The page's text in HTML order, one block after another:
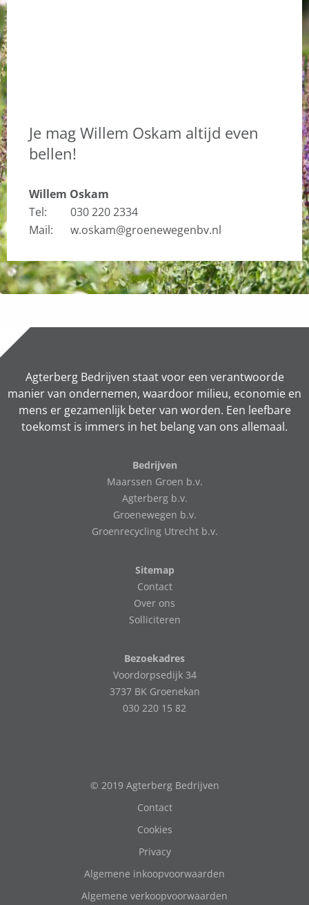
Je mag Willem Oskam altijd even
bellen!
Willem Oskam
Tel:
030 220 2334
Mail:
w.oskam@groenewegenbv.nl
Agterberg Bedrijven staat voor een verantwoorde
manier van ondernemen, waardoor milieu, economie en
mens er gezamenlijk beter van worden. Een leefbare
toekomst is immers in het belang van ons allemaal.
Bedrijven
Maarssen Groen b.v.
Agterberg b.v.
Groenewegen b.v.
Groenrecycling Utrecht b.v.
Sitemap
Contact
Over ons
Solliciteren
Bezoekadres
Voordorpsedijk 34
3737 BK Groenekan
030 220 15 82
© 2019 Agterberg Bedrijven
Contact
Cookies
Privacy
Algemene inkoopvoorwaarden
Algemene verkoopvoorwaarden